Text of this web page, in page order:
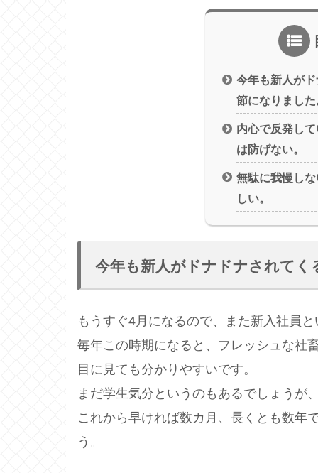
今年も新人が
節になりまし
内心で反発し
は防げない。
無駄に我慢し
しい。
今年も新人がドナドナされてく
もうすぐ4月になるので、また新入社員
毎年この時期になると、フレッシュな社
目に見ても分かりやすいです。
まだ学生気分というのもあるでしょうが
これから早ければ数カ月、長くとも数年
う。